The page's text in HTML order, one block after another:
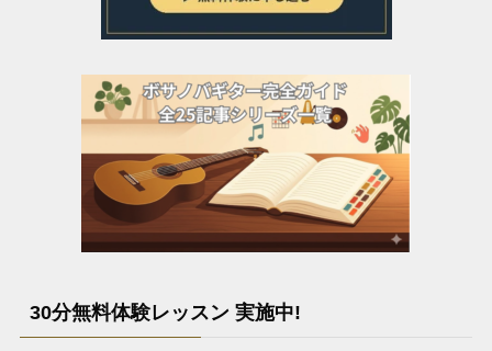
30分無料体験レッスン 実施中!